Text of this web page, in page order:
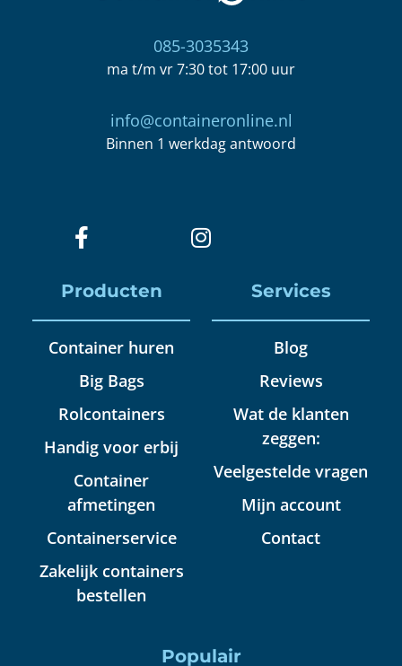
085-3035343
ma t/m vr 7:30 tot 17:00 uur
info@containeronline.nl
Binnen 1 werkdag antwoord
Producten
Container huren
Big Bags
Rolcontainers
Handig voor erbij
Container
afmetingen
Containerservice
Zakelijk containers
bestellen
Services
Blog
Reviews
Wat de klanten
zeggen:
Veelgestelde vragen
Mijn account
Contact
Populair